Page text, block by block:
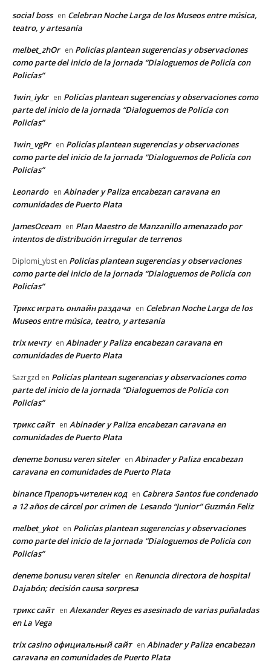
social boss en Celebran Noche Larga de los Museos entre música,
teatro, y artesanía
melbet_zhOr en Policías plantean sugerencias y observaciones
como parte del inicio de la jornada “Dialoguemos de Policía con
Policías”
1win_iykr en Policías plantean sugerencias y observaciones como
parte del inicio de la jornada “Dialoguemos de Policía con
Policías”
1win_vgPr en Policías plantean sugerencias y observaciones
como parte del inicio de la jornada “Dialoguemos de Policía con
Policías”
Leonardo en Abinader y Paliza encabezan caravana en
comunidades de Puerto Plata
JamesOceam en Plan Maestro de Manzanillo amenazado por
intentos de distribución irregular de terrenos
Diplomi_ybst en Policías plantean sugerencias y observaciones
como parte del inicio de la jornada “Dialoguemos de Policía con
Policías”
Трикс играть онлайн раздача en Celebran Noche Larga de los
Museos entre música, teatro, y artesanía
trix мечту en Abinader y Paliza encabezan caravana en
comunidades de Puerto Plata
Sazrgzd en Policías plantean sugerencias y observaciones como
parte del inicio de la jornada “Dialoguemos de Policía con
Policías”
трикс сайт en Abinader y Paliza encabezan caravana en
comunidades de Puerto Plata
deneme bonusu veren siteler en Abinader y Paliza encabezan
caravana en comunidades de Puerto Plata
binance Препоръчителен код en Cabrera Santos fue condenado
a 12 años de cárcel por crimen de Lesando “Junior” Guzmán Feliz
melbet_ykot en Policías plantean sugerencias y observaciones
como parte del inicio de la jornada “Dialoguemos de Policía con
Policías”
deneme bonusu veren siteler en Renuncia directora de hospital
Dajabón; decisión causa sorpresa
трикс сайт en Alexander Reyes es asesinado de varias puñaladas
en La Vega
trix casino официальный сайт en Abinader y Paliza encabezan
caravana en comunidades de Puerto Plata